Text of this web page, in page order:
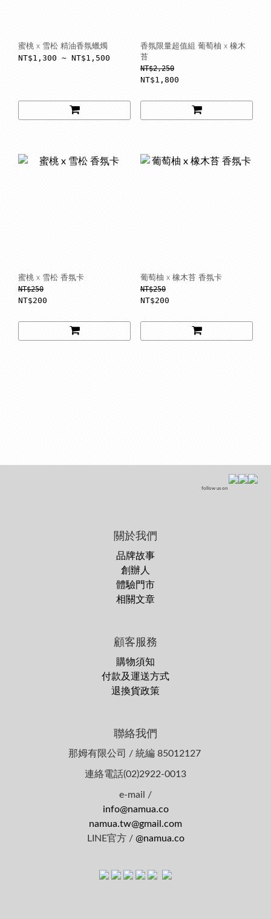
蜜桃 x 雪松 精油香氛蠟燭
NT$1,300 ~ NT$1,500
香氛限量超值組 葡萄柚 x 橡木
苔
NT$2,250
NT$1,800
蜜桃 x 雪松 香氛卡
NT$250
NT$200
葡萄柚 x 橡木苔 香氛卡
NT$250
NT$200
follow us on
關於我們
品牌故事
創辦人
體驗門市
相關文章
顧客服務
購物須知
付款及運送方式
退換貨政策
聯絡我們
那姆有限公司 / 統編 85012127
連絡電話(02)2922-0013
e-mail /
info@namua.co
namua.tw@gmail.com
LINE官方 / @namua.co